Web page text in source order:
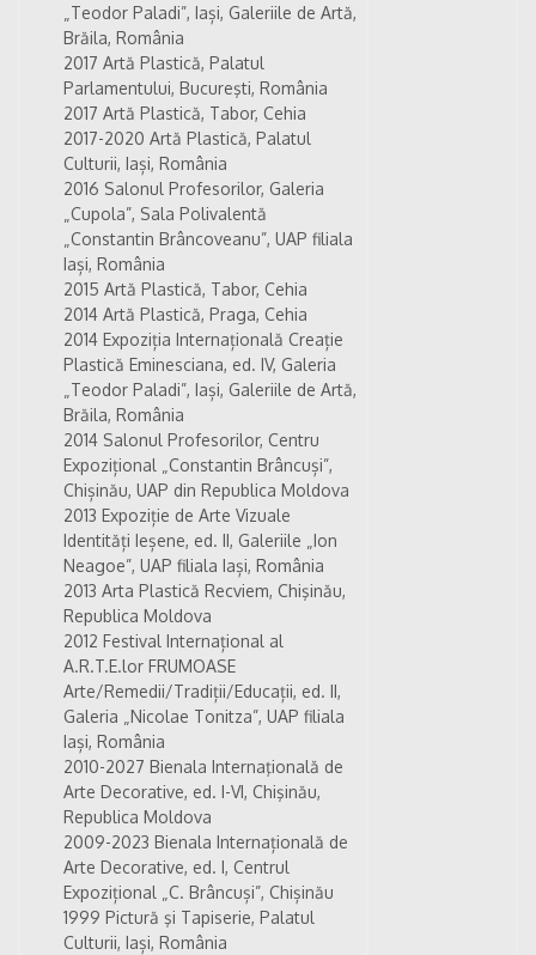
„Teodor Paladi”, Iași, Galeriile de Artă,
Brăila, România
2017 Artă Plastică, Palatul
Parlamentului, Bucureşti, România
2017 Artă Plastică, Tabor, Cehia
2017-2020 Artă Plastică, Palatul
Culturii, Iași, România
2016 Salonul Profesorilor, Galeria
„Cupola”, Sala Polivalentă
„Constantin Brâncoveanu”, UAP filiala
Iași, România
2015 Artă Plastică, Tabor, Cehia
2014 Artă Plastică, Praga, Cehia
2014 Expoziția Internațională Creație
Plastică Eminesciana, ed. IV, Galeria
„Teodor Paladi”, Iași, Galeriile de Artă,
Brăila, România
2014 Salonul Profesorilor, Centru
Expozițional „Constantin Brâncuși”,
Chișinău, UAP din Republica Moldova
2013 Expoziție de Arte Vizuale
Identități Ieșene, ed. II, Galeriile „Ion
Neagoe”, UAP filiala Iași, România
2013 Arta Plastică Recviem, Chişinău,
Republica Moldova
2012 Festival Internațional al
A.R.T.E.lor FRUMOASE
Arte/Remedii/Tradiții/Educații, ed. II,
Galeria „Nicolae Tonitza”, UAP filiala
Iași, România
2010-2027 Bienala Internaţională de
Arte Decorative, ed. I-VI, Chişinău,
Republica Moldova
2009-2023 Bienala Internațională de
Arte Decorative, ed. I, Centrul
Expozițional „C. Brâncuși”, Chișinău
1999 Pictură şi Tapiserie, Palatul
Culturii, Iași, România